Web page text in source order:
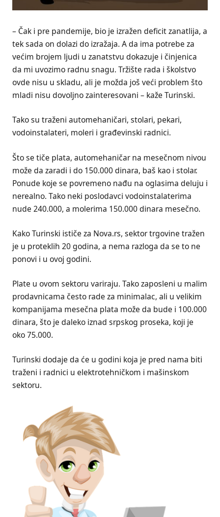
– Čak i pre pandemije, bio je izražen deficit zanatlija, a
tek sada on dolazi do izražaja. A da ima potrebe za
većim brojem ljudi u zanatstvu dokazuje i činjenica
da mi uvozimo radnu snagu. Tržište rada i školstvo
ovde nisu u skladu, ali je možda još veći problem što
mladi nisu dovoljno zainteresovani – kaže Turinski.
Tako su traženi automehaničari, stolari, pekari,
vodoinstalateri, moleri i građevinski radnici.
Što se tiče plata, automehaničar na mesečnom nivou
može da zaradi i do 150.000 dinara, baš kao i stolar.
Ponude koje se povremeno nađu na oglasima deluju i
nerealno. Tako neki poslodavci vodoinstalaterima
nude 240.000, a molerima 150.000 dinara mesečno.
Kako Turinski ističe za Nova.rs, sektor trgovine tražen
je u proteklih 20 godina, a nema razloga da se to ne
ponovi i u ovoj godini.
Plate u ovom sektoru variraju. Tako zaposleni u malim
prodavnicama često rade za minimalac, ali u velikim
kompanijama mesečna plata može da bude i 100.000
dinara, što je daleko iznad srpskog proseka, koji je
oko 75.000.
Turinski dodaje da će u godini koja je pred nama biti
traženi i radnici u elektrotehničkom i mašinskom
sektoru.